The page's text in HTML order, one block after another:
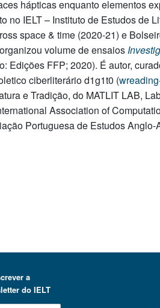
hápticas enquanto elementos
no IELT – Instituto de Estudos de
space & time (2020-21) e
volume de ensaios
Edições FFP; 2020). É autor,
ciberliterário d1g1t0 (
e Tradição, do MATLIT LAB,
Association of
Portuguesa de Estudos Anglo-
a
do IELT